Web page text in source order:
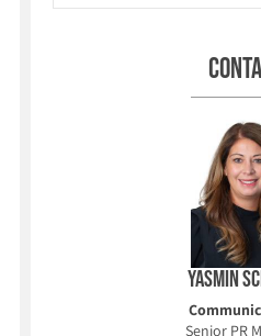
Yasmin
Senior PR